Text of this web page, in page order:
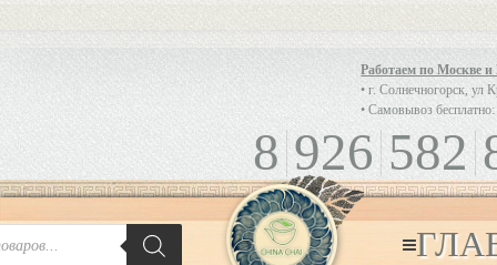
Работаем по Москве
• г. Солнечногорск, ул
• Самовывоз
8 926 582